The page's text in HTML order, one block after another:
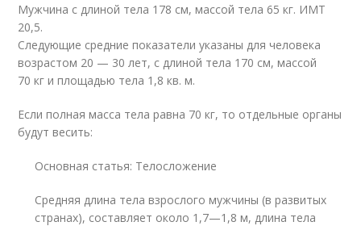
Мужчина с длиной тела 178 см, массой тела 65 кг. ИМТ
20,5.
Следующие средние показатели указаны для человека
возрастом 20 — 30 лет, с длиной тела 170 см, массой
70 кг и площадью тела 1,8 кв. м.
Если полная масса тела равна 70 кг, то отдельные органы
будут весить:
Основная статья: Телосложение
Средняя длина тела взрослого мужчины (в развитых
странах), составляет около 1,7—1,8 м, длина тела